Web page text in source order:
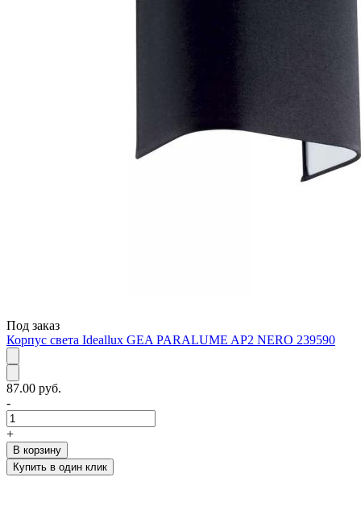
Под заказ
Корпус света Ideallux GEA PARALUME AP2 NERO 239590
87.00 руб.
-
+
В корзину
Купить в один клик